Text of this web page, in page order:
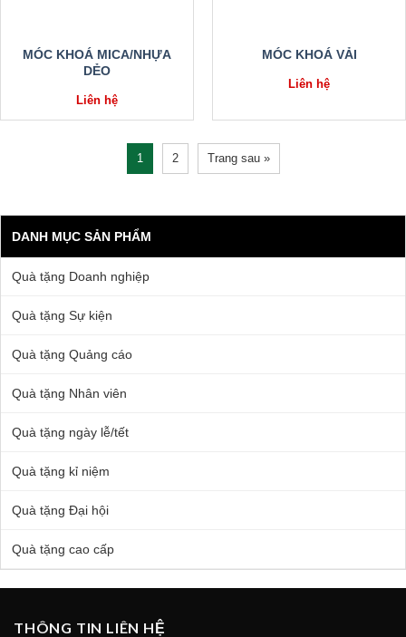
DANH MỤC SẢN PHẨM
Quà tặng Doanh nghiệp
Quà tặng Sự kiện
Quà tặng Quảng cáo
Quà tặng Nhân viên
Quà tặng ngày lễ/tết
Quà tặng kỉ niệm
Quà tặng Đại hội
Quà tặng cao cấp
MÓC KHOÁ MICA/NHỰA
DẺO
Liên hệ
MÓC KHOÁ VẢI
Liên hệ
1 2 Trang sau »
THÔNG TIN LIÊN HỆ